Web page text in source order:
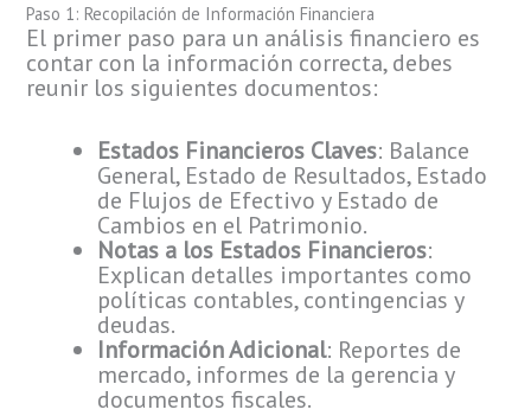
Paso 1: Recopilación de Información Financiera
El primer paso para un análisis financiero es
contar con la información correcta, debes
reunir los siguientes documentos:
Estados Financieros Claves: Balance
General, Estado de Resultados, Estado
de Flujos de Efectivo y Estado de
Cambios en el Patrimonio.
Notas a los Estados Financieros:
Explican detalles importantes como
políticas contables, contingencias y
deudas.
Información Adicional: Reportes de
mercado, informes de la gerencia y
documentos fiscales.